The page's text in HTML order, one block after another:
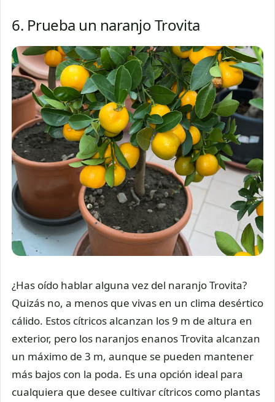
6. Prueba un naranjo Trovita
¿Has oído hablar alguna vez del naranjo Trovita?
Quizás no, a menos que vivas en un clima desértico
cálido. Estos cítricos alcanzan los 9 m de altura en
exterior, pero los naranjos enanos Trovita alcanzan
un máximo de 3 m, aunque se pueden mantener
más bajos con la poda. Es una opción ideal para
cualquiera que desee cultivar cítricos como plantas